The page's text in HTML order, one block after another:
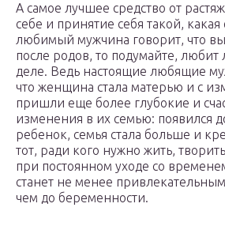
А самое лучшее средство от
себе и принятие себя такой, какая
любимый мужчина говорит, что
после родов, то подумайте, любит
деле. Ведь настоящие любящие
что женщина стала матерью и с
пришли еще более глубокие и
изменения в их семью: появился
ребенок, семья стала больше и
тот, ради кого нужно жить,
при постоянном уходе со
станет не менее
чем до беременности.